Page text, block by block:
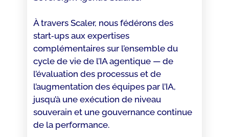
À travers Scaler, nous fédérons des
start‑ups aux expertises
complémentaires sur l’ensemble du
cycle de vie de l’IA agentique — de
l’évaluation des processus et de
l’augmentation des équipes par l’IA,
jusqu’à une exécution de niveau
souverain et une gouvernance continue
de la performance.